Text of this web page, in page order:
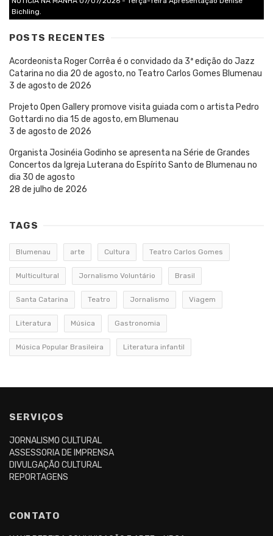
Bichling.
POSTS RECENTES
Acordeonista Roger Corrêa é o convidado da 3ª edição do Jazz
Catarina no dia 20 de agosto, no Teatro Carlos Gomes Blumenau
3 de agosto de 2026
Projeto Open Gallery promove visita guiada com o artista Pedro
Gottardi no dia 15 de agosto, em Blumenau
3 de agosto de 2026
Organista Josinéia Godinho se apresenta na Série de Grandes
Concertos da Igreja Luterana do Espírito Santo de Blumenau no
dia 30 de agosto
28 de julho de 2026
TAGS
Blumenau arte Cultura Teatro Carlos Gomes
Multicultural Jornalismo Voluntário Brasil
Santa Catarina Teatro Jornalismo Viagem
Literatura Música Gastronomia
Música Popular Brasileira Literatura infantil
SERVIÇOS
JORNALISMO CULTURAL
ASSESSORIA DE IMPRENSA
DIVULGAÇÃO CULTURAL
REPORTAGENS
CONTATO